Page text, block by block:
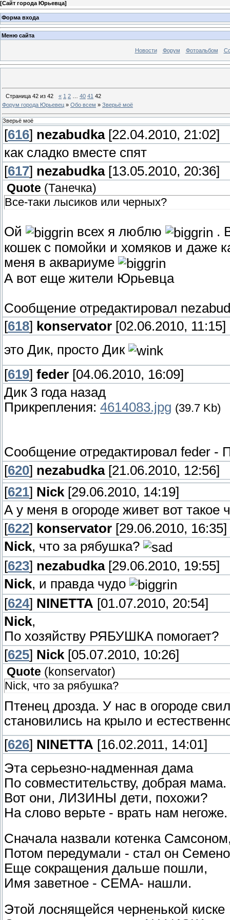
[Сайт города Юрьевца]
Форма входа
Меню сайта
Новости Форум Фотоальбом
Страница 42 из 42 « 1 2 40 41 42
Форум города Юрьевец » Обо всем » Зверьё моё
Зверьё моё
[616] nezabudka[22.04.2010, 21:02]
как сладко вместе спят
[617] nezabudka[13.05.2010, 20:36]
Quote (Танечка)
Все-таки лысиков или черных?
Ой всех я люблю
.
кошек с помойки и хомяков и даже
меня в аквариуме
А вот еще жители Юрьевца
Сообщение отредактировал
[618] konservator [02.06.2010, 11:15]
это Дик, просто Дик
[619] feder [04.06.2010, 16:09]
Дик 3 года назад
Прикрепления: 4614083.jpg (39.7 Kb)
Сообщение отредактировал feder -
[620] nezabudka[21.06.2010, 12:56]
[621] Nick [29.06.2010, 14:19]
А у меня в огороде живет вот такое
[622] konservator [29.06.2010, 16:35]
Nick, что за рябушка?
[623] nezabudka[29.06.2010, 19:55]
Nick, и правда чудо
[624] NINETTA [01.07.2010, 20:54]
Nick,
По хозяйству РЯБУШКА помогает?
[625] Nick [05.07.2010, 10:26]
Quote (konservator)
Nick, что за рябушка?
Птенец дрозда. У нас в огороде
становились на крыло и
[626] NINETTA [16.02.2011, 14:01]
Эта серьезно-надменная дама
По совместительству, добрая мама.
Вот они, ЛИЗИНЫ дети, похожи?
На слово верьте - врать нам негоже.
Сначала назвали котенка
Потом передумали - стал он
Еще сокращения дальше пошли,
Имя заветное - СЕМА- нашли.
Этой лоснящейся черненькой киске